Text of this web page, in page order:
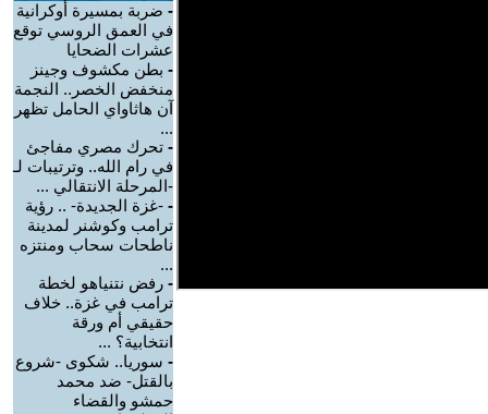
- ضربة بمسيرة أوكرانية
في العمق الروسي توقع
عشرات الضحايا
- بطن مكشوف وجينز
منخفض الخصر.. النجمة
آن هاثاواي الحامل تظهر
...
- تحرك مصري مفاجئ
في رام الله.. وترتيبات لـ
-المرحلة الانتقالي ...
- -غزة الجديدة- .. رؤية
ترامب وكوشنر لمدينة
ناطحات سحاب ومنتزه
...
- رفض نتنياهو لخطة
ترامب في غزة.. خلاف
حقيقي أم ورقة
انتخابية؟ ...
- سوريا.. شكوى -شروع
بالقتل- ضد محمد
حمشو والقضاء